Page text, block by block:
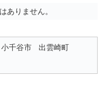
ありません。
小千谷市
出雲崎町